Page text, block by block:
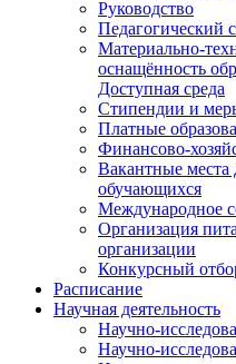
Руководство
Педагогический
Материально-
оснащённость
Доступная среда
Стипендии и
Платные
Финансово-
Вакантные места
обучающихся
Международное
Организация
организации
Конкурсный
Расписание
Научная деятельность
Научно-
Научно-